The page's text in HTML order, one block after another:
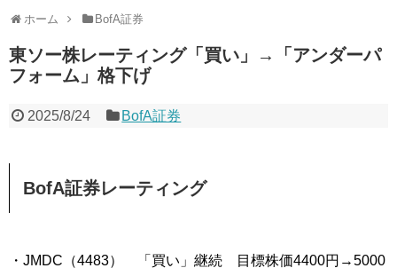
ホーム BofA証券
東ソー株レーティング「買い」→「アンダーパ
フォーム」格下げ
2025/8/24 BofA証券
BofA証券レーティング
・JMDC（4483） 「買い」継続 目標株価4400円→5000